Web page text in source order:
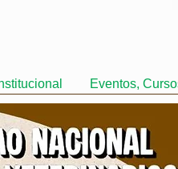
Eventos,